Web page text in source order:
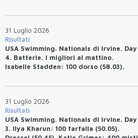
Avakov: 100 rana (58.87).
31 Luglio 2026
Risultati
USA Swimming. Nationals di Irvine. Day
4. Batterie. I migliori al mattino.
Isabelle Stadden: 100 dorso (58.03),
tempo.
31 Luglio 2026
Risultati
USA Swimming. Nationals di Irvine. Day
3. Ilya Kharun: 100 farfalla (50.05),